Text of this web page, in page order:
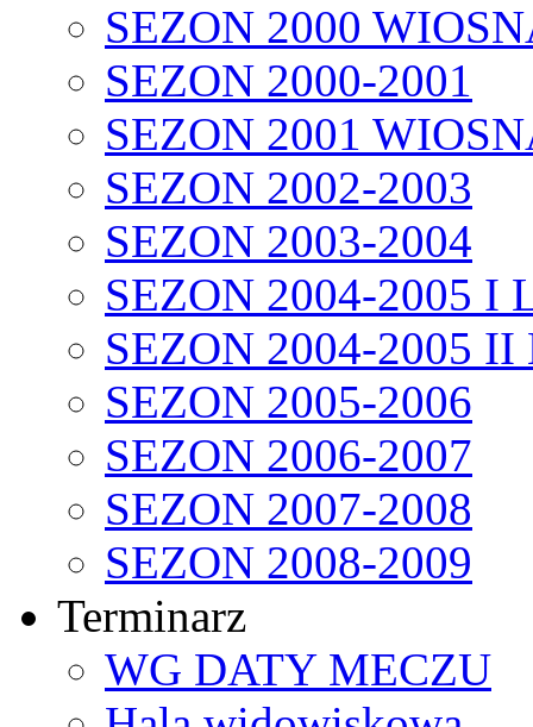
SEZON 2000
SEZON 2000-2001
SEZON 2001
SEZON 2002-2003
SEZON 2003-2004
SEZON 2004-2005 I
SEZON 2004-2005
SEZON 2005-2006
SEZON 2006-2007
SEZON 2007-2008
SEZON 2008-2009
Terminarz
WG DATY MECZU